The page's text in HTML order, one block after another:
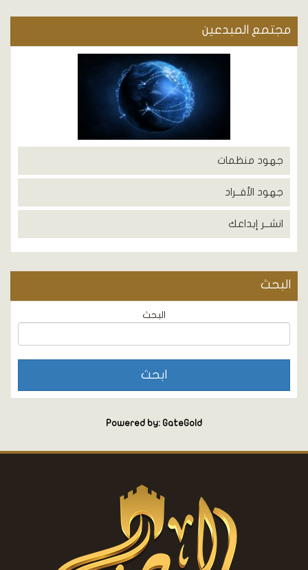
مجتمع المبدعين
جهود منظمات
جهود الأفــراد
انشــر إبداعك
البحث
البحث
Powered by: GateGold